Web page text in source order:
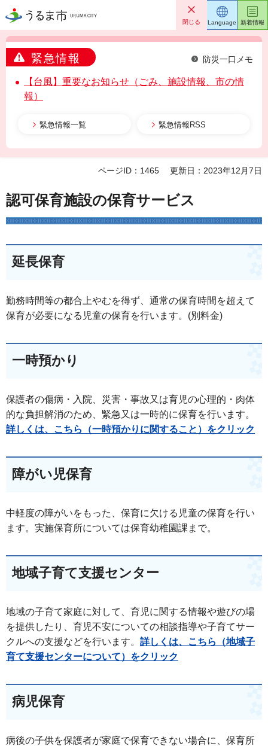
うるま市 閉じる
緊急情報 防災一口メモ
【台風】重要なお知らせ（ごみ、施設情報、市の情
報）
緊急情報一覧 緊急情報RSS
Language 新着情報
ページID：1465 更新日：2023年12月7日
認可保育施設の保育サービス
延長保育
勤務時間等の都合上やむを得ず、通常の保育時間を超えて
保育が必要になる児童の保育を行います。(別料金)
一時預かり
保護者の傷病・入院、災害・事故又は育児の心理的・肉体
的な負担解消のため、緊急又は一時的に保育を行います。
詳しくは、こちら（一時預かりに関すること）をクリック
障がい児保育
中軽度の障がいをもった、保育に欠ける児童の保育を行い
ます。実施保育所については保育幼稚園課まで。
地域子育て支援センター
地域の子育て家庭に対して、育児に関する情報や遊びの場
を提供したり、育児不安についての相談指導や子育てサー
クルへの支援などを行います。 詳しくは、こちら（地域子
育て支援センターについて）をクリック
病児保育
病後の子供を保護者が家庭で保育できない場合に、保育所